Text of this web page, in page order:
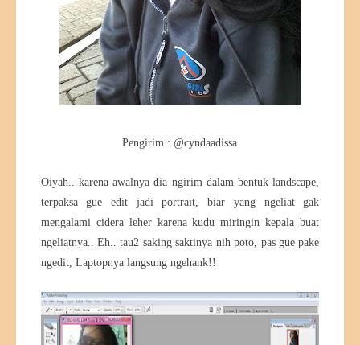
Pengirim : @cyndaadissa
Oiyah.. karena awalnya dia ngirim dalam bentuk landscape,
terpaksa gue edit jadi portrait, biar yang ngeliat gak
mengalami cidera leher karena kudu miringin kepala buat
ngeliatnya.. Eh.. tau2 saking saktinya nih poto, pas gue pake
ngedit, Laptopnya langsung ngehank!!